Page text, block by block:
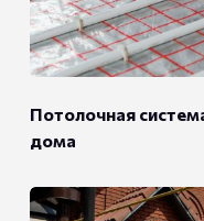
Потолочная
дома